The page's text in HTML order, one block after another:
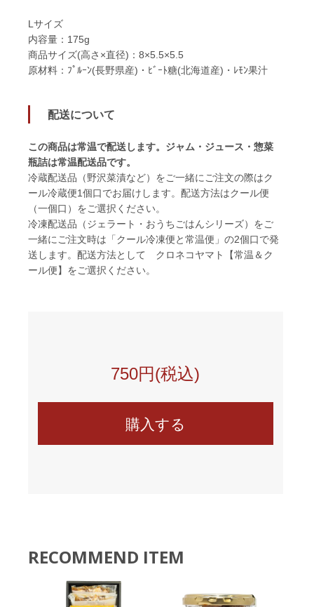
Lサイズ
内容量：175g
商品サイズ(高さ×直径)：8×5.5×5.5
原材料：ﾌﾟﾙｰﾝ(長野県産)・ﾋﾞｰﾄ糖(北海道産)・ﾚﾓﾝ果汁
配送について
この商品は常温で配送します。ジャム・ジュース・惣菜
瓶詰は常温配送品です。
冷蔵配送品（野沢菜漬など）をご一緒にご注文の際はク
ール冷蔵便1個口でお届けします。配送方法はクール便
（一個口）をご選択ください。
冷凍配送品（ジェラート・おうちごはんシリーズ）をご
一緒にご注文時は「クール冷凍便と常温便」の2個口で発
送します。配送方法として クロネコヤマト【常温＆ク
ール便】をご選択ください。
750円(税込)
RECOMMEND ITEM